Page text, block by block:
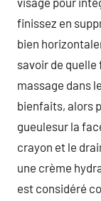
finissez en
bien
savoir de
massage dans
bienfaits, alors
gueulesur la
crayon et le
une crème
est considéré